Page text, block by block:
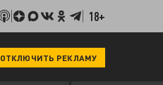
18+
ОТКЛЮЧИТЬ РЕКЛАМУ